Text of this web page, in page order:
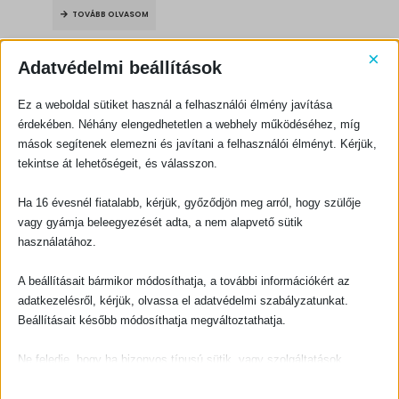
3000 Ft.2700 Ft.
TOVÁBB OLVASOM
KAPCSOLATFELVÉTEL
CÍM:
1066 Budapest, Ó utca 16.
TELEFON:
EMAIL:
rendeles@evangeliumikiado.hu
Adatvédelmi beállítások ×
Ez a weboldal sütiket használ a felhasználói élmény javítása
érdekében. Néhány elengedhetetlen a webhely működéséhez, míg
mások segítenek elemezni és javítani a felhasználói élményt. Kérjük,
tekintse át lehetőségeit, és válasszon.
Ha 16 évesnél fiatalabb, kérjük, győződjön meg arról, hogy szülője
vagy gyámja beleegyezését adta, a nem alapvető sütik
használatához.
A beállításait bármikor módosíthatja, a további információkért az
adatkezelésről, kérjük, olvassa el adatvédelmi szabályzatunkat.
Beállításait később módosíthatja megváltoztathatja.
Ne feledje, hogy ha bizonyos típusú sütik, vagy szolgáltatások